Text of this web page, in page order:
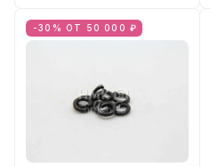
-30% ОТ 50 000 ₽